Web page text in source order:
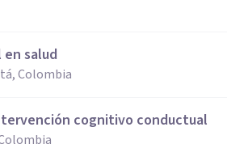
salud
Colombia
cognitivo conductual